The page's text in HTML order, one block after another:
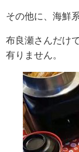
その他に、海鮮
布良瀬さんだけ
有りません。